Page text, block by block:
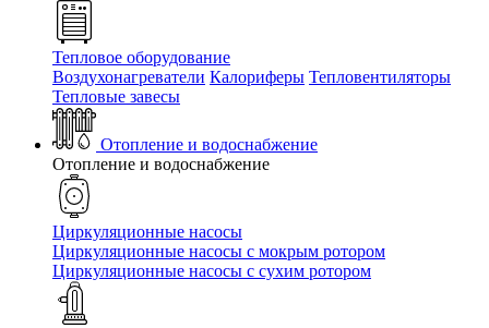
Тепловое оборудование
Воздухонагреватели Калориферы Тепловентиляторы
Тепловые завесы
Отопление и водоснабжение
Отопление и водоснабжение
Циркуляционные насосы
Циркуляционные насосы с мокрым ротором
Циркуляционные насосы с сухим ротором